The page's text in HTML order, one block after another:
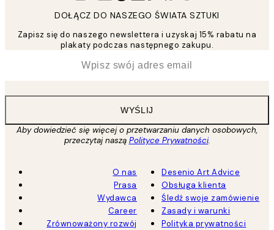
DOŁĄCZ DO NASZEGO ŚWIATA SZTUKI
Zapisz się do naszego newslettera i uzyskaj 15% rabatu na
plakaty podczas następnego zakupu.
WYŚLIJ
Aby dowiedzieć się więcej o przetwarzaniu danych osobowych,
przeczytaj naszą Polityce Prywatności.
O nas
Prasa
Wydawca
Career
Zrównoważony rozwój
Desenio Art Advice
Obsługa klienta
Śledź swoje zamówienie
Zasady i warunki
Polityka prywatności